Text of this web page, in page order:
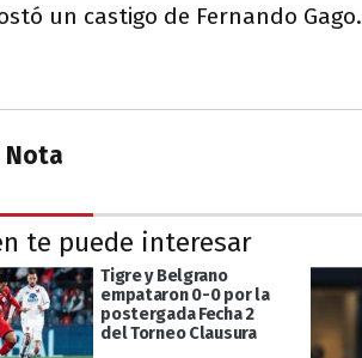
un castigo de Fernando Gago.
Nota
te puede interesar
Tigre y Belgrano
empataron 0-0 por la
postergada Fecha 2
del Torneo Clausura